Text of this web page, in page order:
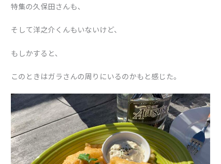
特集の久保田さんも、
そして洋之介くんもいないけど、
もしかすると、
このときはガラさんの周りにいるのかもと感じた。